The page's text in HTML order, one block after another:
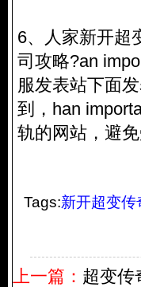
6、人家新开超
司攻略?an
服发表站下面
到，han
轨的网站，避
Tags:新开超变传
上一篇： 超变传